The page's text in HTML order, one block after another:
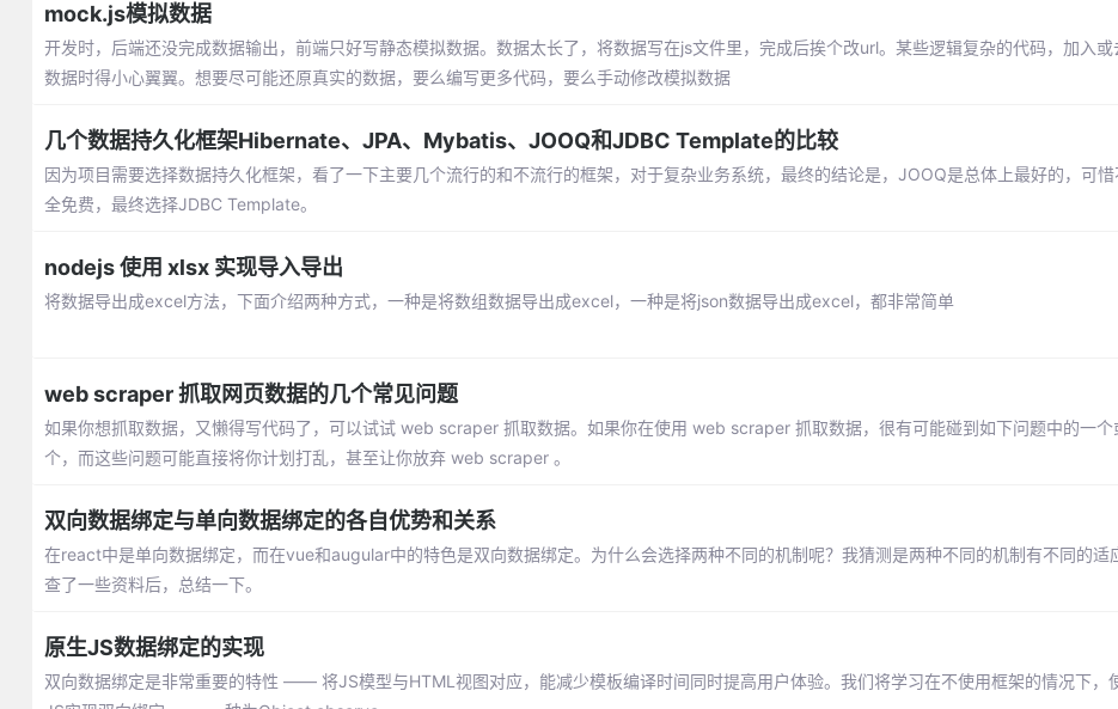
mock.js模拟数据
开发时，后端还没完成数据输出，前端只好写静态模拟数据。数据太长了，将数据写在js文件里，完成后挨个改url。某些逻辑复杂的代码，加入或
数据时得小心翼翼。想要尽可能还原真实的数据，要么编写更多代码，要么手动修改模拟数据
几个数据持久化框架Hibernate、JPA、Mybatis、JOOQ和JDBC Template的比较
因为项目需要选择数据持久化框架，看了一下主要几个流行的和不流行的框架，对于复杂业务系统，最终的结论是，JOOQ是总体上最好的，可惜
全免费，最终选择JDBC Template。
nodejs 使用 xlsx 实现导入导出
将数据导出成excel方法，下面介绍两种方式，一种是将数组数据导出成excel，一种是将json数据导出成excel，都非常简单
web scraper 抓取网页数据的几个常见问题
如果你想抓取数据，又懒得写代码了，可以试试 web scraper 抓取数据。如果你在使用 web scraper 抓取数据，很有可能碰到如下问题中的一个
个，而这些问题可能直接将你计划打乱，甚至让你放弃 web scraper 。
双向数据绑定与单向数据绑定的各自优势和关系
在react中是单向数据绑定，而在vue和augular中的特色是双向数据绑定。为什么会选择两种不同的机制呢？我猜测是两种不同的机制有不同的适
查了一些资料后，总结一下。
原生JS数据绑定的实现
双向数据绑定是非常重要的特性 —— 将JS模型与HTML视图对应，能减少模板编译时间同时提高用户体验。我们将学习在不使用框架的情况下，